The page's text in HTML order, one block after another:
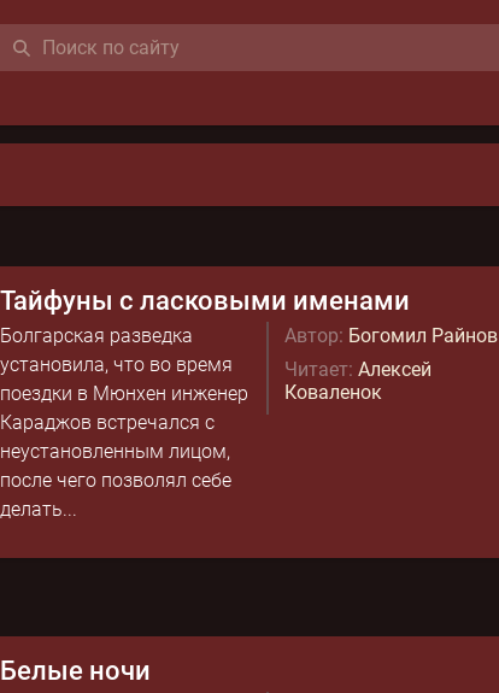
Тайфуны с ласковыми именами
Автор: Богомил Райнов
Читает: Алексей
Коваленок
Болгарская разведка
установила, что во время
поездки в Мюнхен инженер
Караджов встречался с
неустановленным лицом,
после чего позволял себе
делать...
Белые ночи